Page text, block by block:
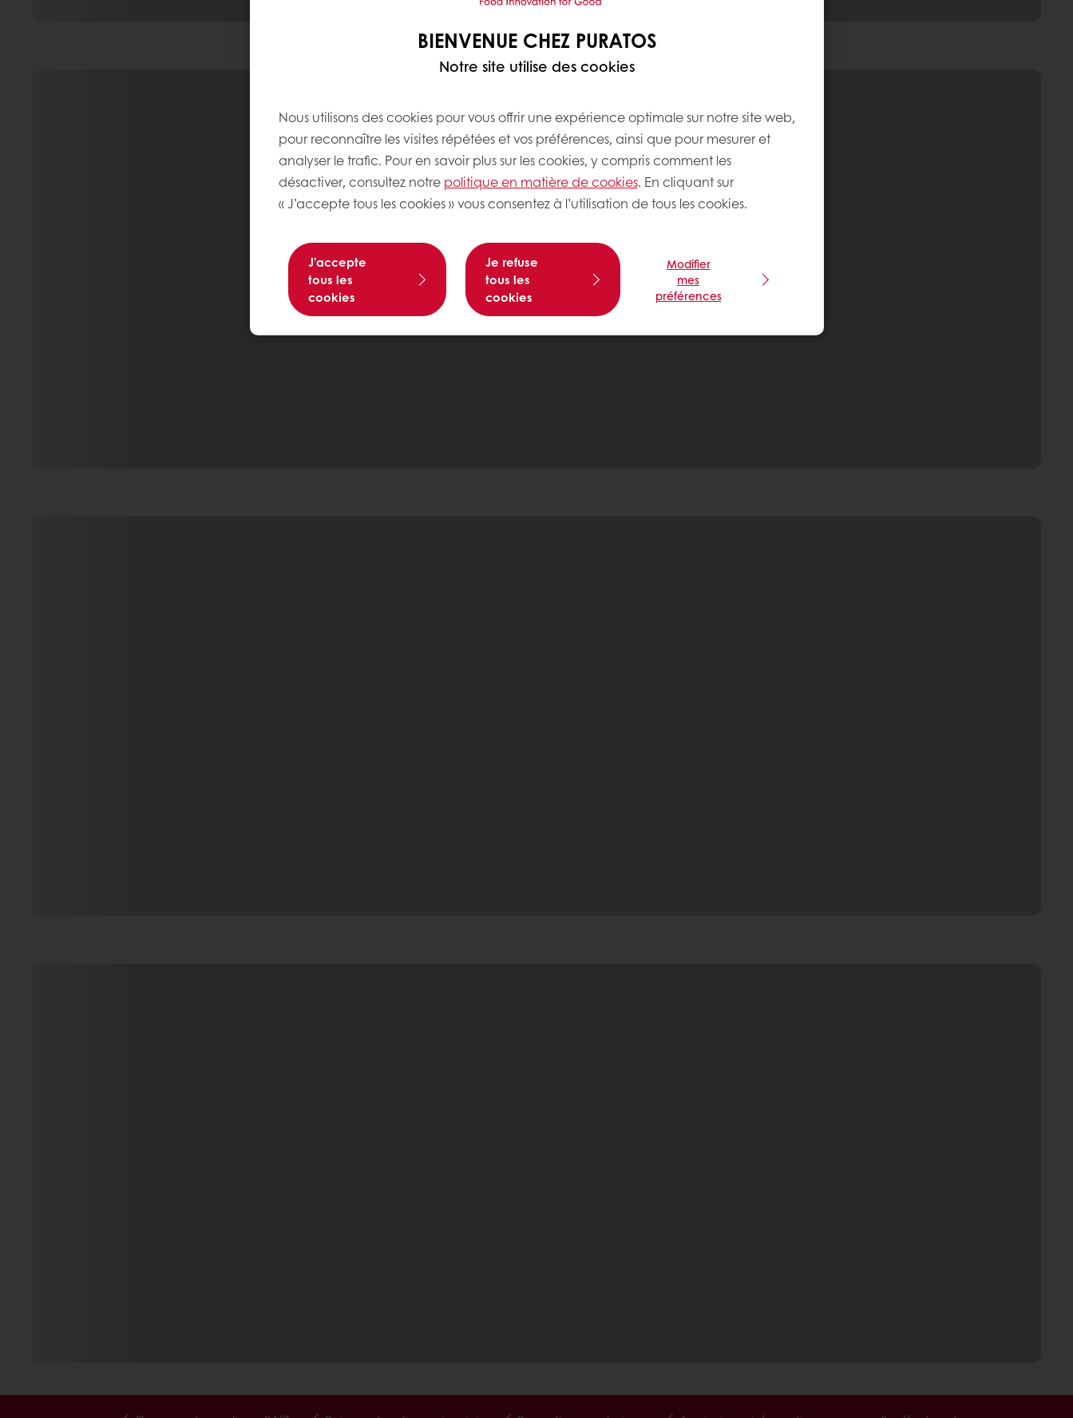
BIENVENUE CHEZ PURATOS
Notre site utilise des cookies
Nous utilisons des cookies pour vous offrir une expérience optimale sur notre site web,
pour reconnaître les visites répétées et vos préférences, ainsi que pour mesurer et
analyser le trafic. Pour en savoir plus sur les cookies, y compris comment les
désactiver, consultez notre politique en matière de cookies. En cliquant sur
« J’accepte tous les cookies » vous consentez à l’utilisation de tous les cookies.
J’accepte
tous les
cookies
Je refuse
tous les
cookies
Modifier
mes
préférences